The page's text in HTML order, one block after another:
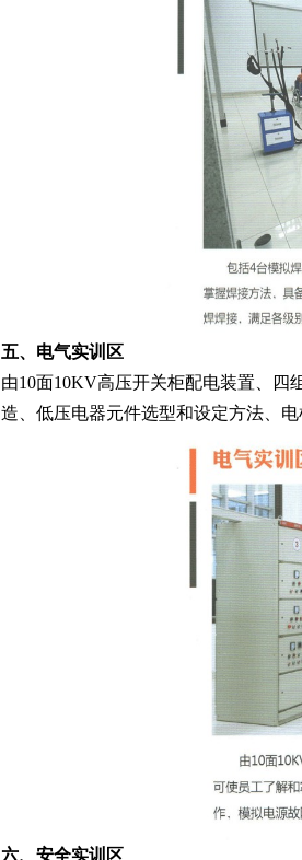
五、电气实训区
由10面10KV高压开关柜配电装置、四
造、低压电器元件选型和设定方法、
六、安全实训区